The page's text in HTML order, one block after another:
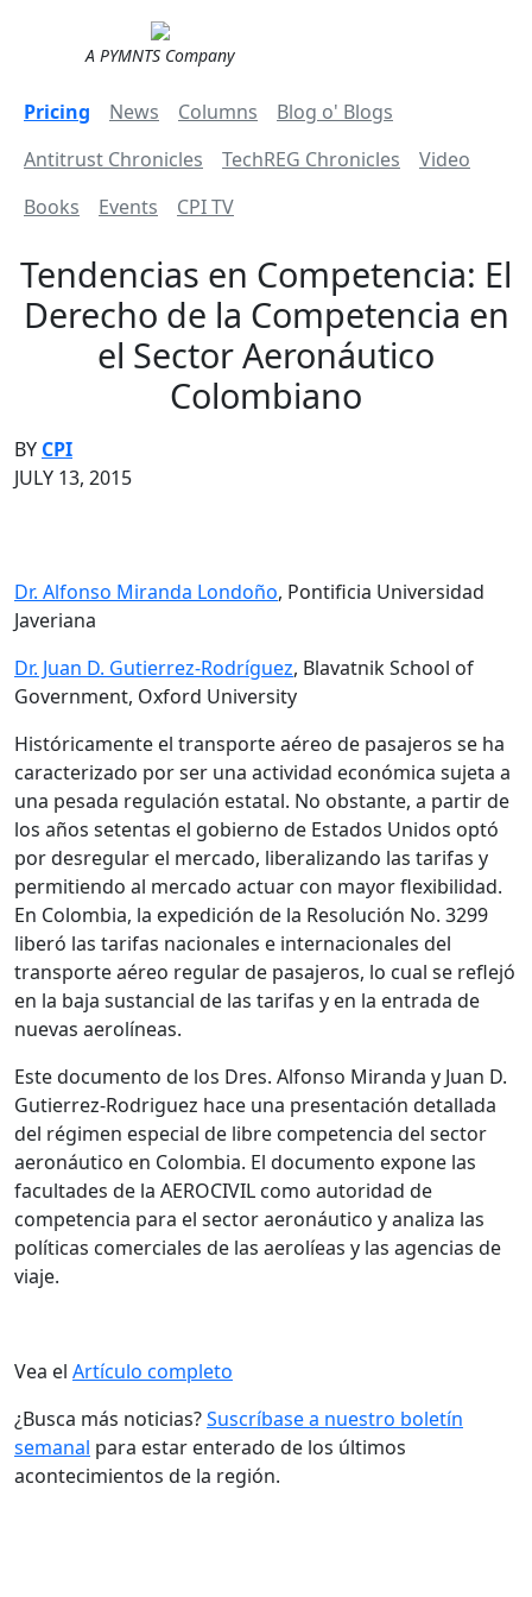
A PYMNTS Company
Pricing News Columns
Blog o' Blogs
Antitrust Chronicles
TechREG Chronicles
Video
Books
Events CPI TV
Tendencias en Competencia: El
Derecho de la Competencia en
el Sector Aeronáutico
Colombiano
BY CPI
JULY 13, 2015
Dr. Alfonso Miranda Londoño, Pontificia Universidad
Javeriana
Dr. Juan D. Gutierrez-Rodríguez, Blavatnik School of
Government, Oxford University
Históricamente el transporte aéreo de pasajeros se ha
caracterizado por ser una actividad económica sujeta a
una pesada regulación estatal. No obstante, a partir de
los años setentas el gobierno de Estados Unidos optó
por desregular el mercado, liberalizando las tarifas y
permitiendo al mercado actuar con mayor flexibilidad.
En Colombia, la expedición de la Resolución No. 3299
liberó las tarifas nacionales e internacionales del
transporte aéreo regular de pasajeros, lo cual se reflejó
en la baja sustancial de las tarifas y en la entrada de
nuevas aerolíneas.
Este documento de los Dres. Alfonso Miranda y Juan D.
Gutierrez-Rodriguez hace una presentación detallada
del régimen especial de libre competencia del sector
aeronáutico en Colombia. El documento expone las
facultades de la AEROCIVIL como autoridad de
competencia para el sector aeronáutico y analiza las
políticas comerciales de las aerolíeas y las agencias de
viaje.
Vea el Artículo completo
¿Busca más noticias?Suscríbase a nuestro boletín
semanal para estar enterado de los últimos
acontecimientos de la región.